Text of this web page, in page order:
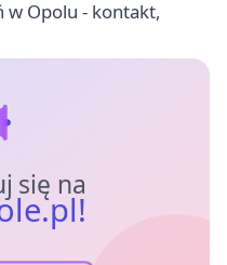
w Opolu - kontakt,
się na